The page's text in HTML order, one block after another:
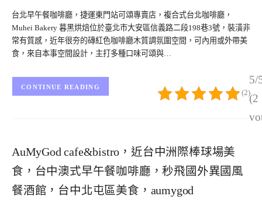
台北早午餐咖啡廳，捷運東門站可頌專賣店，複合式台北咖啡廳，
Muhei Bakery 暮黑烘焙位於臺北市大安區信義路二段198巷3號，裝潢非
常有質感，近年很夯的磚紅色咖啡廳木質調氛圍空間，可內用或外帶美
食，來自本事空間設計，主打多種口味可頌與…
5/
(2
(2)
CONTINUE READING
AuMyGod cafe&bistro，近台中洲際棒球場美
食，台中澳式早午餐咖啡廳，秒飛國外異國風
餐酒館，台中北屯區美食，aumygod